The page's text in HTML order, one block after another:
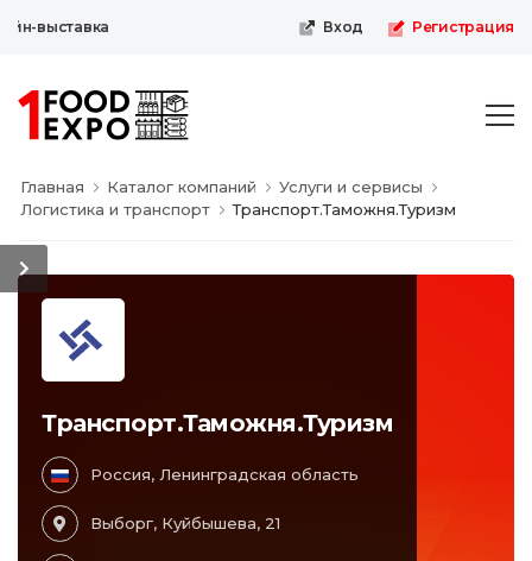
выставка Вход Регистрация
Главная Каталог компаний
Услуги и сервисы
Логистика и транспорт
Транспорт.Таможня.Туризм
Транспорт.Таможня.Туризм
Россия, Ленинградская область
Выборг, Куйбышева, 21